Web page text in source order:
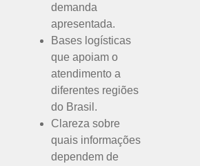
demanda
apresentada.
Bases logísticas
que apoiam o
atendimento a
diferentes regiões
do Brasil.
Clareza sobre
quais informações
dependem de